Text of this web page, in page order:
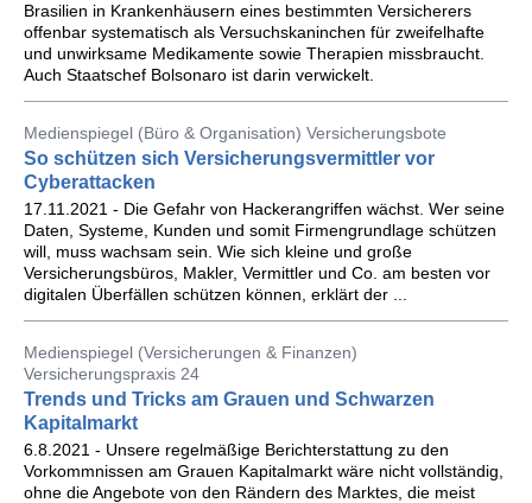
Brasilien in Krankenhäusern eines bestimmten Versicherers
offenbar systematisch als Versuchskaninchen für zweifelhafte
und unwirksame Medikamente sowie Therapien missbraucht.
Auch Staatschef Bolsonaro ist darin verwickelt.
Medienspiegel (Büro & Organisation) Versicherungsbote
So schützen sich Versicherungsvermittler vor
Cyberattacken
17.11.2021 - Die Gefahr von Hackerangriffen wächst. Wer seine
Daten, Systeme, Kunden und somit Firmengrundlage schützen
will, muss wachsam sein. Wie sich kleine und große
Versicherungsbüros, Makler, Vermittler und Co. am besten vor
digitalen Überfällen schützen können, erklärt der ...
Medienspiegel (Versicherungen & Finanzen)
Versicherungspraxis 24
Trends und Tricks am Grauen und Schwarzen
Kapitalmarkt
6.8.2021 - Unsere regelmäßige Berichterstattung zu den
Vorkommnissen am Grauen Kapitalmarkt wäre nicht vollständig,
ohne die Angebote von den Rändern des Marktes, die meist